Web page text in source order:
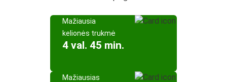
Mažiausia
kelionės trukmė
4 val. 45 min.
Mažiausias